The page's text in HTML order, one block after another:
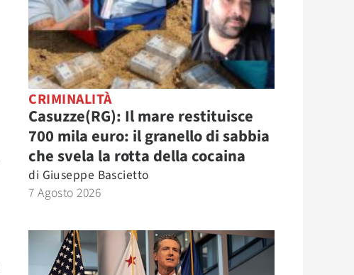
CRIMINALITÀ
Casuzze(RG): Il mare restituisce
700 mila euro: il granello di sabbia
che svela la rotta della cocaina
di Giuseppe Bascietto
7 Agosto 2026